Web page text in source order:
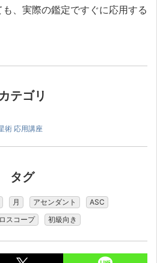
、実際の鑑定ですぐに応用する
カテゴリ
術 応用講座
タグ
月 アセンダント
ASC
スコープ 初級向き